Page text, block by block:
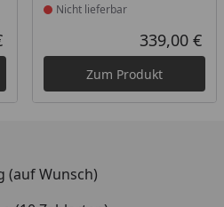
Aktueller Preis
Nicht lieferbar
339,00 €
Zum Produkt
(auf Wunsch)